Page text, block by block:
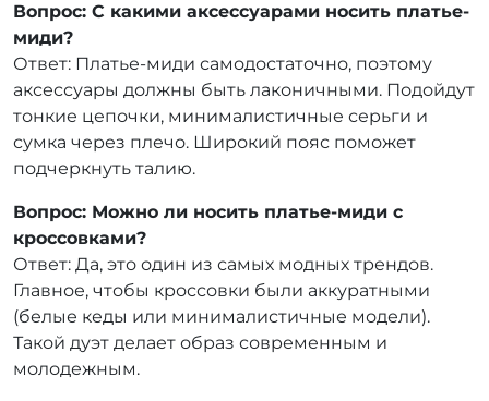
Вопрос: С какими аксессуарами носить платье-
миди?
Ответ: Платье-миди самодостаточно, поэтому
аксессуары должны быть лаконичными. Подойдут
тонкие цепочки, минималистичные серьги и
сумка через плечо. Широкий пояс поможет
подчеркнуть талию.
Вопрос: Можно ли носить платье-миди с
кроссовками?
Ответ: Да, это один из самых модных трендов.
Главное, чтобы кроссовки были аккуратными
(белые кеды или минималистичные модели).
Такой дуэт делает образ современным и
молодежным.